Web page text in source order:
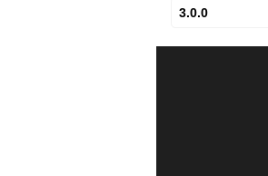
3.0.0